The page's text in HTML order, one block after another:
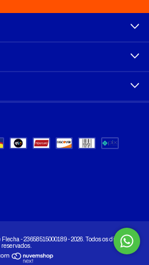
- 23658515000189 - 2026. Todos os direitos
reservados.